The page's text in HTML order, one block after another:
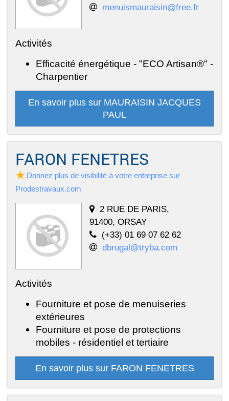
menuismauraisin@free.fr
Activités
Efficacité énergétique - "ECO Artisan®" -
Charpentier
En savoir plus sur MAURAISIN JACQUES
PAUL
FARON FENETRES
Donnez plus de visibilité à votre entreprise sur
Prodestravaux.com
2 RUE DE PARIS,
91400, ORSAY
(+33) 01 69 07 62 62
dbrugal@tryba.com
Activités
Fourniture et pose de menuiseries
extérieures
Fourniture et pose de protections
mobiles - résidentiel et tertiaire
En savoir plus sur FARON FENETRES